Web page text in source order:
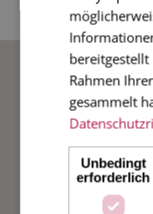
11 cm, mit
BELIEBTE ANLÄSSE
Hochzeit
Weihnachten
Rahmen
gesammelt
Unbedingt
erforderlich